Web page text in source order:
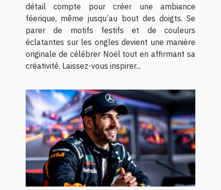
détail compte pour créer une ambiance
féerique, même jusqu’au bout des doigts. Se
parer de motifs festifs et de couleurs
éclatantes sur les ongles devient une manière
originale de célébrer Noël tout en affirmant sa
créativité. Laissez-vous inspirer...